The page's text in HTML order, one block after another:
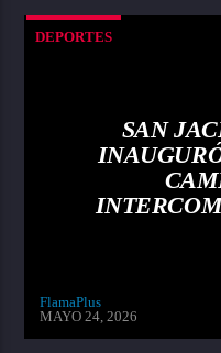
DEPORTES
SAN
FlamaPlus
MAYO 24, 2026